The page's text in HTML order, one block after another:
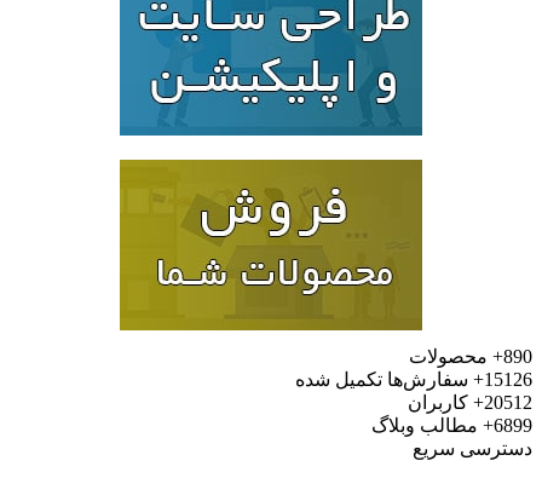
محصولات
سفارش‌ها تکمیل شده
کاربران
مطالب وبلاگ
سریع